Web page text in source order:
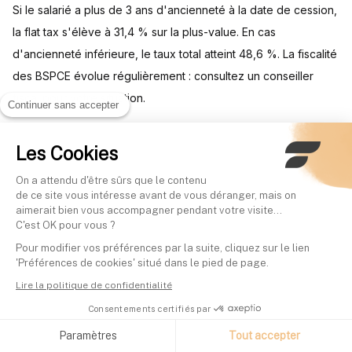
Continuer sans accepter
Les Cookies
On a attendu d'être sûrs que le contenu
de ce site vous intéresse avant de vous déranger, mais on
aimerait bien vous accompagner pendant votre visite...
C'est OK pour vous ?
Pour modifier vos préférences par la suite, cliquez sur le lien
'Préférences de cookies' situé dans le pied de page.
Lire la politique de confidentialité
Consentements certifiés par
Paramètres Tout accepter
Si le salarié a plus de 3 ans d'ancienneté à la date de cession,
la flat tax s'élève à 31,4 % sur la plus-value. En cas
d'ancienneté inférieure, le taux total atteint 48,6 %. La fiscalité
des BSPCE évolue régulièrement : consultez un conseiller
fiscal pour votre situation.
Sources
Impots.gouv.fr, fiscalité de la cession de BSPCE
BOFiP, BOI-RSA-ES-20-40, régime fiscal et social des gains de
cession de BSPCE
LégiFiscal, aménagement du régime des BSPCE par la loi de
finances 2026